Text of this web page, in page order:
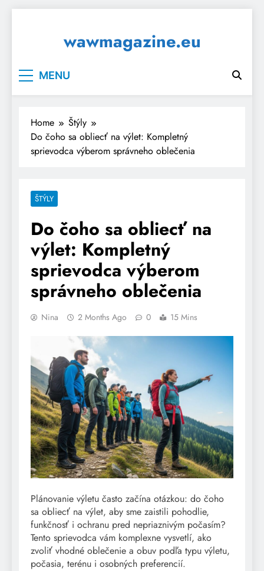
wawmagazine.eu
MENU
Home
Štýly
Do čoho sa obliecť na výlet: Kompletný
sprievodca výberom správneho oblečenia
ŠTÝLY
Do čoho sa obliecť na
výlet: Kompletný
sprievodca výberom
správneho oblečenia
Nina 2 Months Ago 0 15 Mins
Plánovanie výletu často začína otázkou: do čoho
sa obliecť na výlet, aby sme zaistili pohodlie,
funkčnosť i ochranu pred nepriaznivým počasím?
Tento sprievodca vám komplexne vysvetlí, ako
zvoliť vhodné oblečenie a obuv podľa typu výletu,
počasia, terénu i osobných preferencií.